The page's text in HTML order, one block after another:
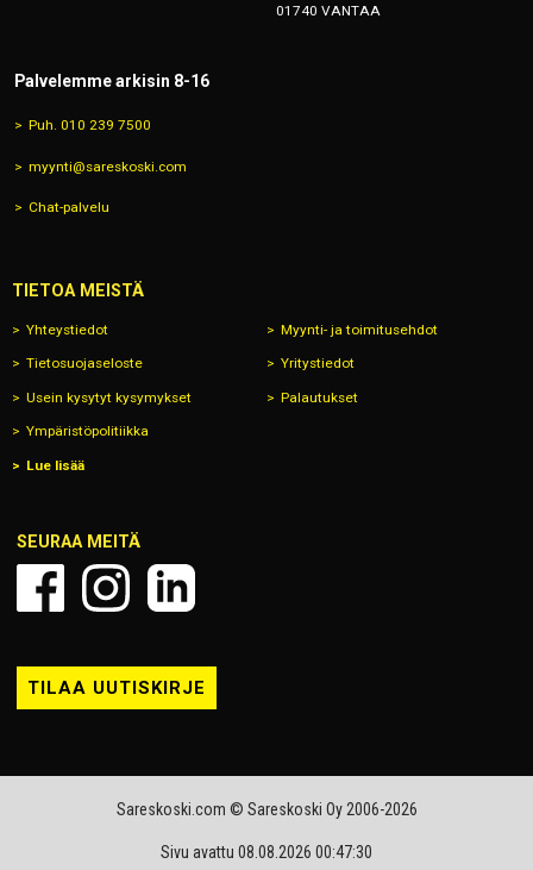
01740 VANTAA
Palvelemme arkisin 8-16
Puh. 010 239 7500
myynti@sareskoski.com
Chat-palvelu
TIETOA MEISTÄ
Yhteystiedot Myynti- ja toimitusehdot
Tietosuojaseloste Yritystiedot
Usein kysytyt kysymykset Palautukset
Ympäristöpolitiikka
Lue lisää
SEURAA MEITÄ
TILAA UUTISKIRJE
Sareskoski.com © Sareskoski Oy 2006-2026
Sivu avattu 08.08.2026 00:47:30